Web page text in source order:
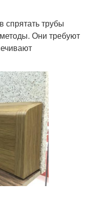
трубы
Они требуют